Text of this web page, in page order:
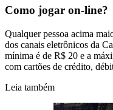
Como jogar on-line?
Qualquer pessoa acima
dos canais eletrônicos da
mínima é de R$ 20 e a
com cartões de crédito,
Leia também